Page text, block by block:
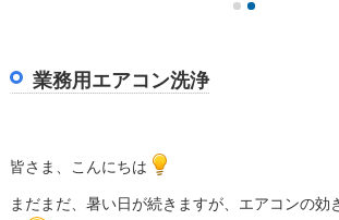
業務用エアコン洗浄
皆さま、こんにちは
まだまだ、暑い日が続きますが、エアコンの効